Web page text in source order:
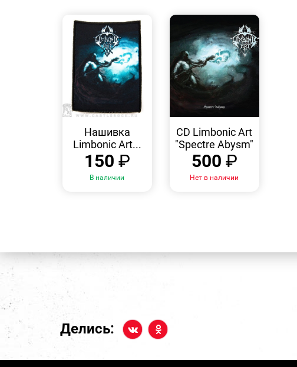
Нашивка
Limbonic Art...
150 ₽
В наличии
ПРОСМОТР
CD Limbonic Art
"Spectre Abysm"
500 ₽
Нет в наличии
Делись: